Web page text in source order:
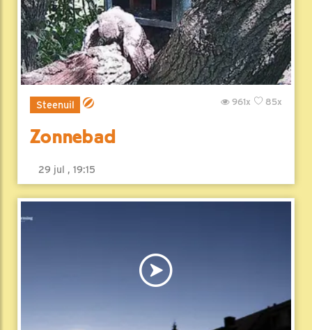
Steenuil 85x
961x
Zonnebad
29 jul , 19:15